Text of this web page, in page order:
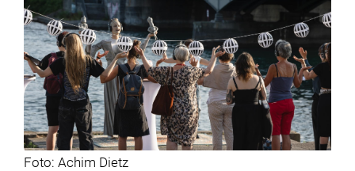
Foto: Achim Dietz